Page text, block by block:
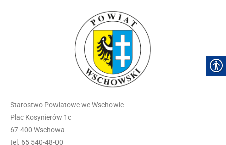
Starostwo Powiatowe we Wschowie
Plac Kosynierów 1c
67-400 Wschowa
tel. 65 540-48-00